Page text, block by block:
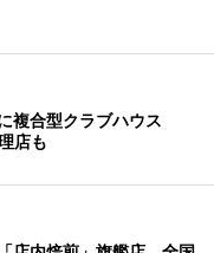
複合型クラブハウス
店も